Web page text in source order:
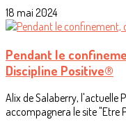
18 mai 2024
Pendant le
Discipline Positive®
Alix de Salaberry, l'actuelle
accompagnera le site "Etre